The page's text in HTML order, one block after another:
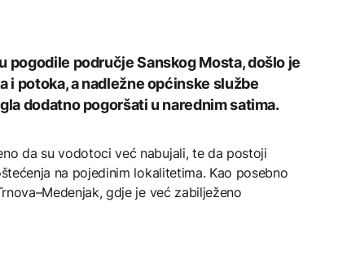
pogodile područje Sanskog Mosta, došlo je
i potoka, a nadležne općinske službe
dodatno pogoršati u narednim satima.
da su vodotoci već nabujali, te da postoji
na pojedinim lokalitetima. Kao posebno
gdje je već zabilježeno